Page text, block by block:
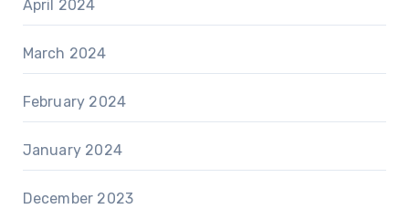
April 2024
March 2024
February 2024
January 2024
December 2023